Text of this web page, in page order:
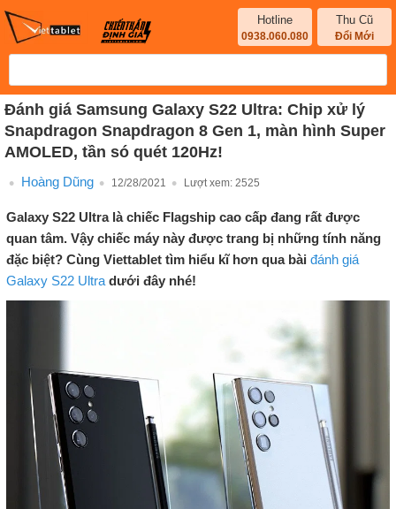
Hotline
0938.060.080
Thu Cũ
Đổi Mới
Đánh giá Samsung Galaxy S22 Ultra: Chip xử lý
Snapdragon Snapdragon 8 Gen 1, màn hình Super
AMOLED, tần só quét 120Hz!
Hoàng Dũng 12/28/2021 Lượt xem: 2525
Galaxy S22 Ultra là chiếc Flagship cao cấp đang rất được
quan tâm. Vậy chiếc máy này được trang bị những tính năng
đặc biệt? Cùng Viettablet tìm hiểu kĩ hơn qua bài đánh giá
Galaxy S22 Ultradưới đây nhé!